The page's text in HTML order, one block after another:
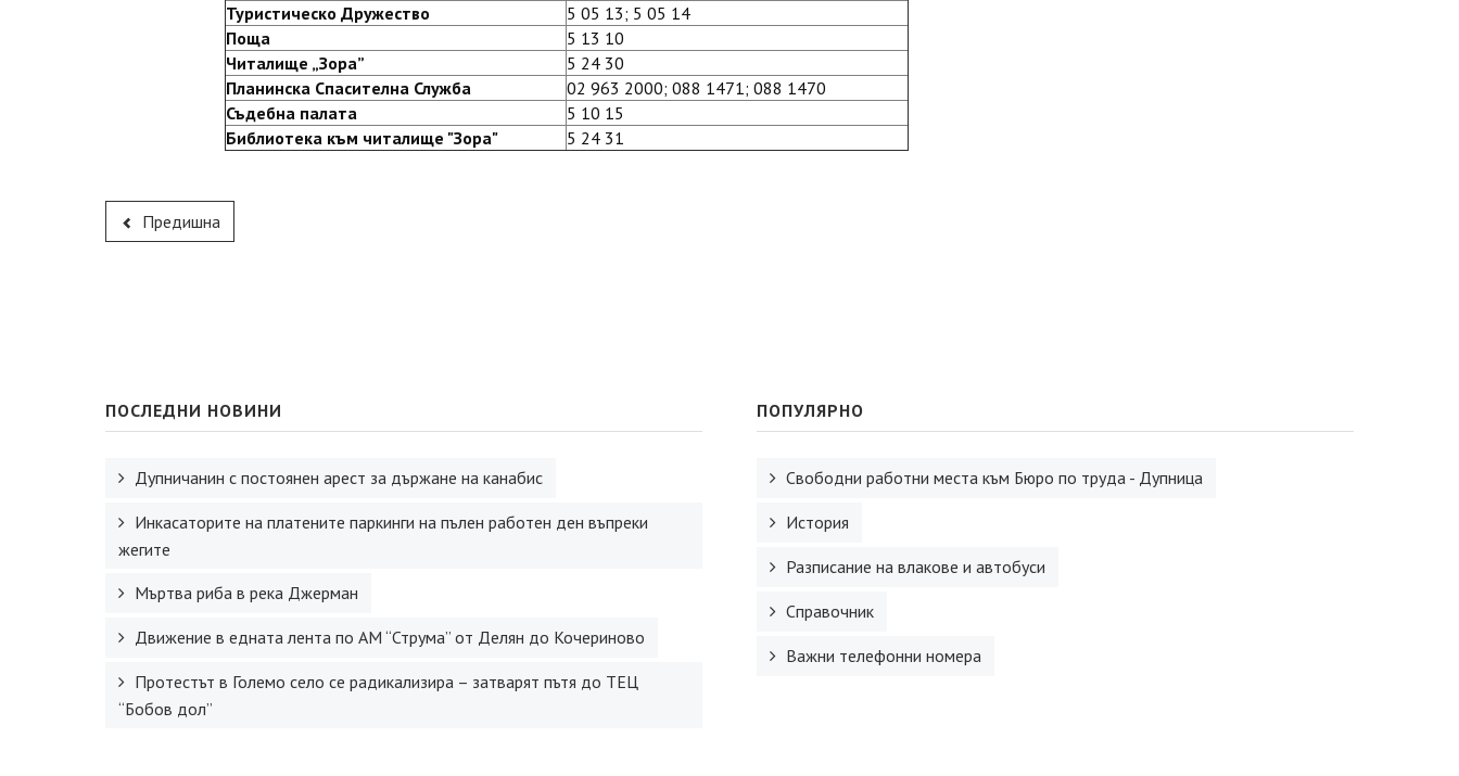
Туристическо Дружество
5 05 13; 5 05 14
Поща
5 13 10
Читалище „Зора”
5 24 30
Планинска Спасителна Служба
02 963 2000; 088 1471; 088 1470
Съдебна палата
5 10 15
Библиотека към читалище "Зора"
5 24 31
Предишна
ПОСЛЕДНИ НОВИНИ
Дупничанин с постоянен арест за държане на канабис
Инкасаторите на платените паркинги на пълен работен ден въпреки
жегите
Мъртва риба в река Джерман
Движение в едната лента по АМ “Струма” от Делян до Кочериново
Протестът в Големо село се радикализира – затварят пътя до ТЕЦ
“Бобов дол”
ПОПУЛЯРНО
Свободни работни места към Бюро по труда - Дупница
История
Разписание на влакове и автобуси
Справочник
Важни телефонни номера